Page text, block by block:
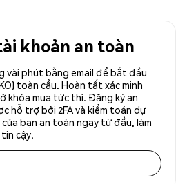
khoản an toàn
vài phút bằng email để bắt đầu
toàn cầu. Hoàn tất xác minh
khóa mua tức thì. Đăng ký an
hỗ trợ bởi 2FA và kiểm toán dự
bạn an toàn ngay từ đầu, làm
cậy.